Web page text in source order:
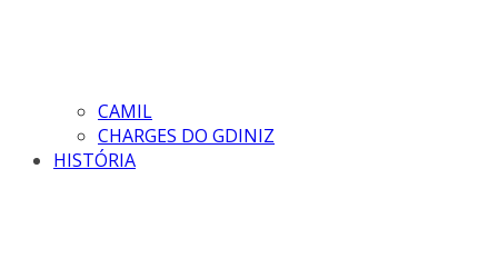
CAMIL
CHARGES DO GDINIZ
HISTÓRIA